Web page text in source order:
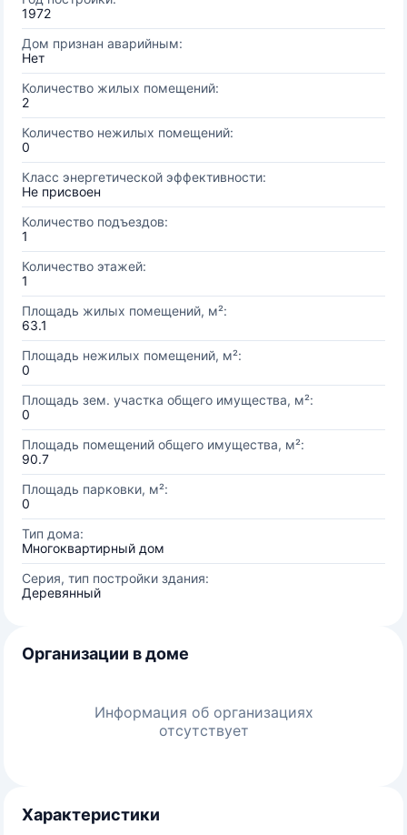
1972
Дом признан аварийным:
Нет
Количество жилых помещений:
2
Количество нежилых помещений:
0
Класс энергетической эффективности:
Не присвоен
Количество подъездов:
1
Количество этажей:
1
Площадь жилых помещений, м²:
63.1
Площадь нежилых помещений, м²:
0
Площадь зем. участка общего имущества, м²:
0
Площадь помещений общего имущества, м²:
90.7
Площадь парковки, м²:
0
Тип дома:
Многоквартирный дом
Серия, тип постройки здания:
Деревянный
Организации в доме
Информация об организациях
отсутствует
Характеристики